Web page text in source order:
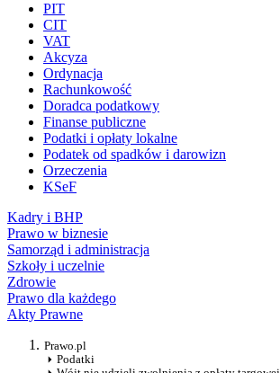
PIT
CIT
VAT
Akcyza
Ordynacja
Rachunkowość
Doradca podatkowy
Finanse publiczne
Podatki i opłaty lokalne
Podatek od spadków i darowizn
Orzeczenia
KSeF
Kadry i BHP
Prawo w biznesie
Samorząd i administracja
Szkoły i uczelnie
Zdrowie
Prawo dla każdego
Akty Prawne
Prawo.pl
Podatki